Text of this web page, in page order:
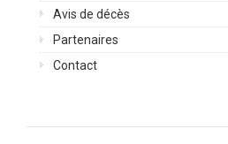
Avis de décès
Partenaires
Contact